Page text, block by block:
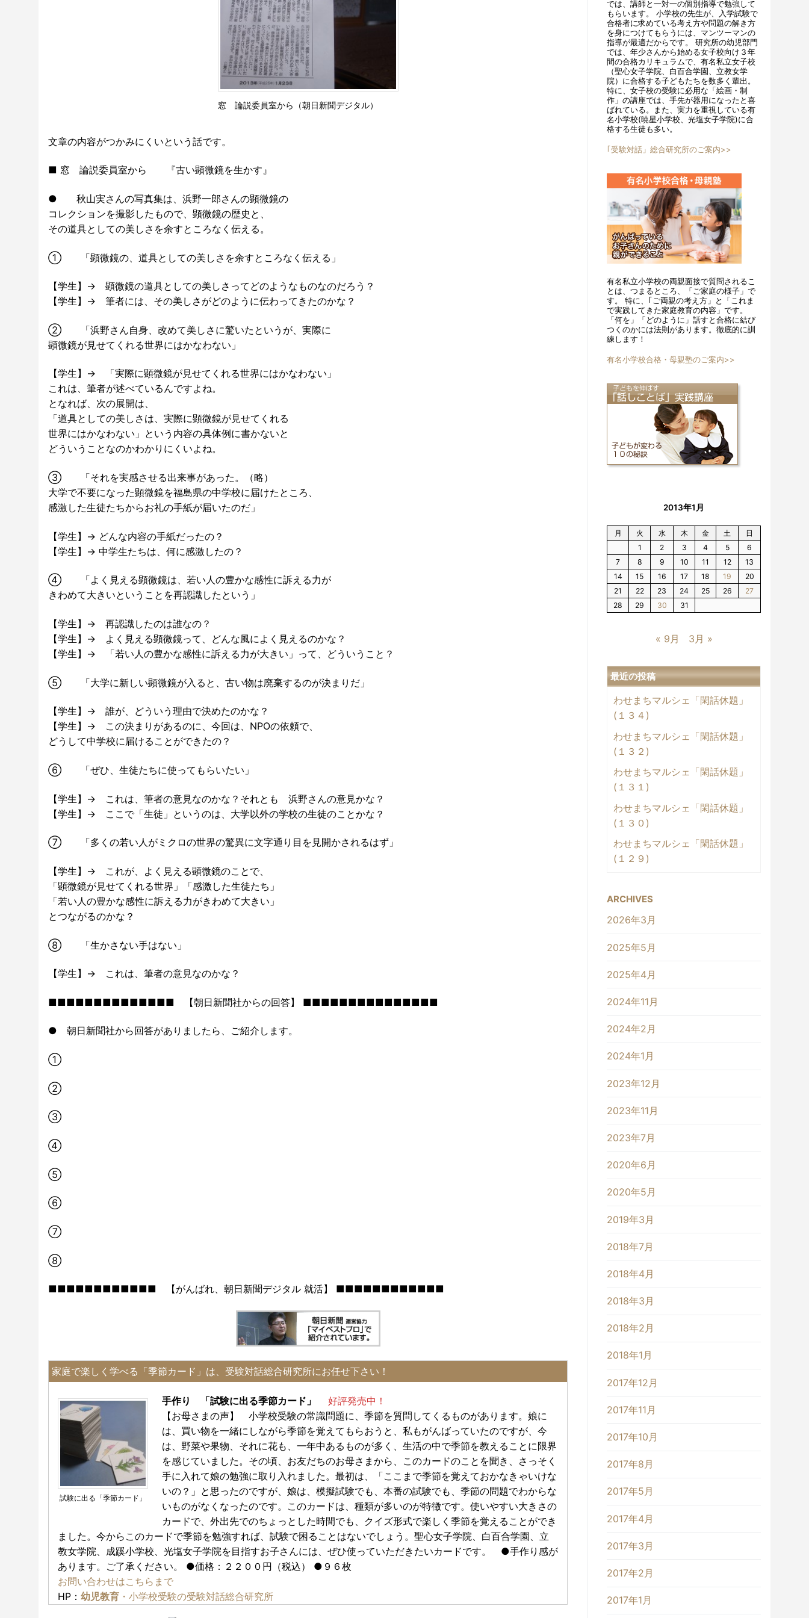
窓 論説委員室から（朝日新聞デジタル）
文章の内容がつかみにくいという話です。
■ 窓 論説委員室から 『古い顕微鏡を生かす』
● 秋山実さんの写真集は、浜野一郎さんの顕微鏡の
コレクションを撮影したもので、顕微鏡の歴史と、
その道具としての美しさを余すところなく伝える。
① 「顕微鏡の、道具としての美しさを余すところなく伝える」
【学生】→ 顕微鏡の道具としての美しさってどのようなものなのだろう？
【学生】→ 筆者には、その美しさがどのように伝わってきたのかな？
② 「浜野さん自身、改めて美しさに驚いたというが、実際に
顕微鏡が見せてくれる世界にはかなわない」
【学生】→ 「実際に顕微鏡が見せてくれる世界にはかなわない」
これは、筆者が述べているんですよね。
となれば、次の展開は、
「道具としての美しさは、実際に顕微鏡が見せてくれる
世界にはかなわない」という内容の具体例に書かないと
どういうことなのかわかりにくいよね。
③ 「それを実感させる出来事があった。（略）
大学で不要になった顕微鏡を福島県の中学校に届けたところ、
感激した生徒たちからお礼の手紙が届いたのだ」
【学生】→ どんな内容の手紙だったの？
【学生】→ 中学生たちは、何に感激したの？
④ 「よく見える顕微鏡は、若い人の豊かな感性に訴える力が
きわめて大きいということを再認識したという」
【学生】→ 再認識したのは誰なの？
【学生】→ よく見える顕微鏡って、どんな風によく見えるのかな？
【学生】→ 「若い人の豊かな感性に訴える力が大きい」って、どういうこと？
⑤ 「大学に新しい顕微鏡が入ると、古い物は廃棄するのが決まりだ」
【学生】→ 誰が、どういう理由で決めたのかな？
【学生】→ この決まりがあるのに、今回は、NPOの依頼で、
どうして中学校に届けることができたの？
⑥ 「ぜひ、生徒たちに使ってもらいたい」
【学生】→ これは、筆者の意見なのかな？それとも 浜野さんの意見かな？
【学生】→ ここで「生徒」というのは、大学以外の学校の生徒のことかな？
⑦ 「多くの若い人がミクロの世界の驚異に文字通り目を見開かされるはず」
【学生】→ これが、よく見える顕微鏡のことで、
「顕微鏡が見せてくれる世界」「感激した生徒たち」
「若い人の豊かな感性に訴える力がきわめて大きい」
とつながるのかな？
⑧ 「生かさない手はない」
【学生】→ これは、筆者の意見なのかな？
■■■■■■■■■■■■■■ 【朝日新聞社からの回答】 ■■■■■■■■■■■■■■■
● 朝日新聞社から回答がありましたら、ご紹介します。
①
②
③
④
⑤
⑥
⑦
⑧
■■■■■■■■■■■■ 【がんばれ、朝日新聞デジタル 就活】 ■■■■■■■■■■■■
家庭で楽しく学べる「季節カード」は、受験対話総合研究所にお任せ下さい！
試験に出る「季節カード」
手作り 「試験に出る季節カード」 好評発売中！
【お母さまの声】 小学校受験の常識問題に、季節を質問してくるものがあります。娘に
は、買い物を一緒にしながら季節を覚えてもらおうと、私もがんばっていたのですが、今
は、野菜や果物、それに花も、一年中あるものが多く、生活の中で季節を教えることに限界
を感じていました。その頃、お友だちのお母さまから、このカードのことを聞き、さっそく
手に入れて娘の勉強に取り入れました。最初は、「ここまで季節を覚えておかなきゃいけな
いの？」と思ったのですが、娘は、模擬試験でも、本番の試験でも、季節の問題でわからな
いものがなくなったのです。このカードは、種類が多いのが特徴です。使いやすい大きさの
カードで、外出先でのちょっとした時間でも、クイズ形式で楽しく季節を覚えることができ
ました。今からこのカードで季節を勉強すれば、試験で困ることはないでしょう。聖心女子学院、白百合学園、立
教女学院、成蹊小学校、光塩女子学院を目指すお子さんには、ぜひ使っていただきたいカードです。 ●手作り感が
あります。ご了承ください。 ●価格：２２００円（税込） ●９６枚
お問い合わせはこちらまで
HP： 幼児教育 ・小学校受験の受験対話総合研究所
では、講師と一対一の個別指導で勉強して
もらいます。 小学校の先生が、入学試験で
合格者に求めている考え方や問題の解き方
を身につけてもらうには、マンツーマンの
指導が最適だからです。 研究所の幼児部門
では、年少さんから始める女子校向け３年
間の合格カリキュラムで、有名私立女子校
（聖心女子学院、白百合学園、立教女学
院）に合格する子どもたちを数多く輩出。
特に、女子校の受験に必用な「絵画・制
作」の講座では、手先が器用になったと喜
ばれている。また、実力を重視している有
名小学校(暁星小学校、光塩女子学院)に合
格する生徒も多い。
｢受験対話」総合研究所のご案内>>
有名私立小学校の両親面接で質問されるこ
とは、つまるところ、「ご家庭の様子」で
す。 特に、｢ご両親の考え方」と「これま
で実践してきた家庭教育の内容」です。
「何を」「どのように」話すと合格に結び
つくのかには法則があります。徹底的に訓
練します！
有名小学校合格・母親塾のご案内>>
2013年1月
月 火 水 木 金 土
日
1
2 3 4 5
6
7
8 9 10 11 12
13
14
15 16 17 18 19
20
21
22 23 24 25 26
27
28
29 30 31
« 9月 3月 »
最近の投稿
わせまちマルシェ「閑話休題」
(１３４)
わせまちマルシェ「閑話休題」
(１３２)
わせまちマルシェ「閑話休題」
(１３１)
わせまちマルシェ「閑話休題」
(１３０)
わせまちマルシェ「閑話休題」
(１２９)
ARCHIVES
2026年3月
2025年5月
2025年4月
2024年11月
2024年2月
2024年1月
2023年12月
2023年11月
2023年7月
2020年6月
2020年5月
2019年3月
2018年7月
2018年4月
2018年3月
2018年2月
2018年1月
2017年12月
2017年11月
2017年10月
2017年8月
2017年5月
2017年4月
2017年3月
2017年2月
2017年1月